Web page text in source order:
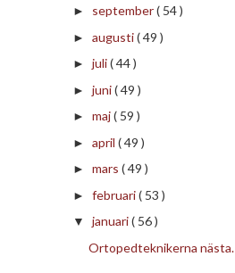
► september( 54 )
► augusti( 49 )
► juli( 44 )
► juni( 49 )
► maj( 59 )
► april ( 49 )
► mars ( 49 )
► februari( 53 )
▼ januari( 56 )
Ortopedteknikerna nästa.